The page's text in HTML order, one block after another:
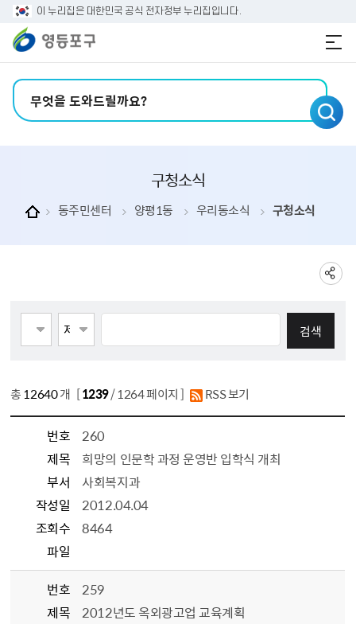
본문 바로가기
주메뉴 바로가기
이 누리집은 대한민국 공식 전자정부 누리집입니다.
구청소식
동주민센터 양평1동 우리동소식 구청소식
총12640개 [1239/ 1264 페이지 ] RSS 보기
번호
260
제목
희망의 인문학 과정 운영반 입학식 개최
부서
사회복지과
작성일
2012.04.04
조회수
8464
파일
번호
259
제목
2012년도 옥외광고업 교육계획